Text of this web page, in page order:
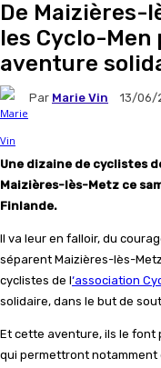
De Maizières-
les Cyclo-
aventure
Par Marie Vin 13/06/
Une dizaine de cyclistes
Maizières-lès-Metz ce
Finlande.
Il va leur en falloir, du
séparent Maizières-lès-
cyclistes de l‘association
solidaire, dans le but de
Et cette aventure, ils le font
qui permettront notamment